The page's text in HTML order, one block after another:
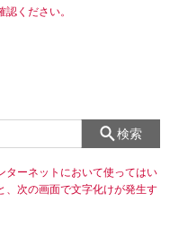
ください。
検索
ターネットにおいて使ってはい
、次の画面で文字化けが発生す